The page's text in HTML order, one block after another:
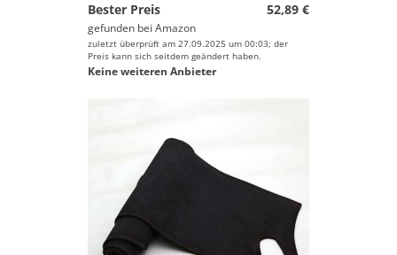
Bester Preis
52,89 €
gefunden bei Amazon
zuletzt überprüft am 27.09.2025 um 00:03; der
Preis kann sich seitdem geändert haben.
Keine weiteren Anbieter